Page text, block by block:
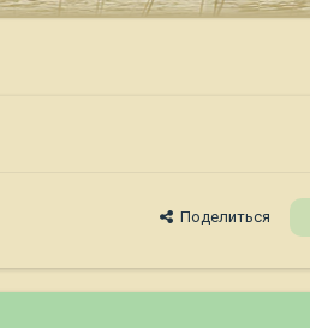
Поделиться